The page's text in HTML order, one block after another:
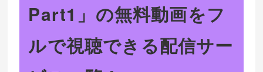
Part1」の無料動画をフ
ルで視聴できる配信サー